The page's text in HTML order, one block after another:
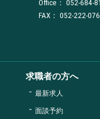
Office： 052-684-
FAX： 052-222-
求職者の方へ
最新求人
面談予約